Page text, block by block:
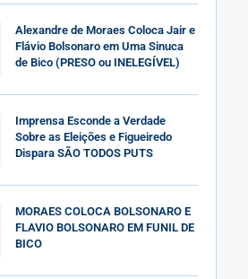
Alexandre de Moraes Coloca Jair e
Flávio Bolsonaro em Uma Sinuca
de Bico (PRESO ou INELEGÍVEL)
Imprensa Esconde a Verdade
Sobre as Eleições e Figueiredo
Dispara SÃO TODOS PUTS
MORAES COLOCA BOLSONARO E
FLAVIO BOLSONARO EM FUNIL DE
BICO